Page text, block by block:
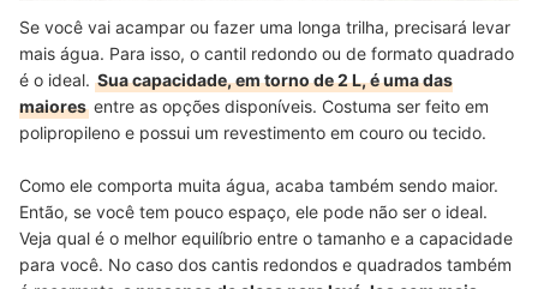
Se você vai acampar ou fazer uma longa trilha, precisará levar
mais água. Para isso, o cantil redondo ou de formato quadrado
é o ideal. Sua capacidade, em torno de 2 L, é uma das
maiores entre as opções disponíveis. Costuma ser feito em
polipropileno e possui um revestimento em couro ou tecido.
Como ele comporta muita água, acaba também sendo maior.
Então, se você tem pouco espaço, ele pode não ser o ideal.
Veja qual é o melhor equilíbrio entre o tamanho e a capacidade
para você. No caso dos cantis redondos e quadrados também